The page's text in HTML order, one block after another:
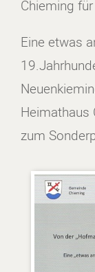
Chieming
Eine etwas
Heimathaus
zum